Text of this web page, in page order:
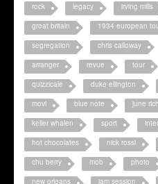
rock
legacy irving mills
great britain
1934 european
segregation
chris calloway
arranger
revue tour
quizzicale
duke ellington
movi
blue note june
keller whalen
sport
hot chocolates
nick rossi
chu berry
mob photo
new orleans
jam session